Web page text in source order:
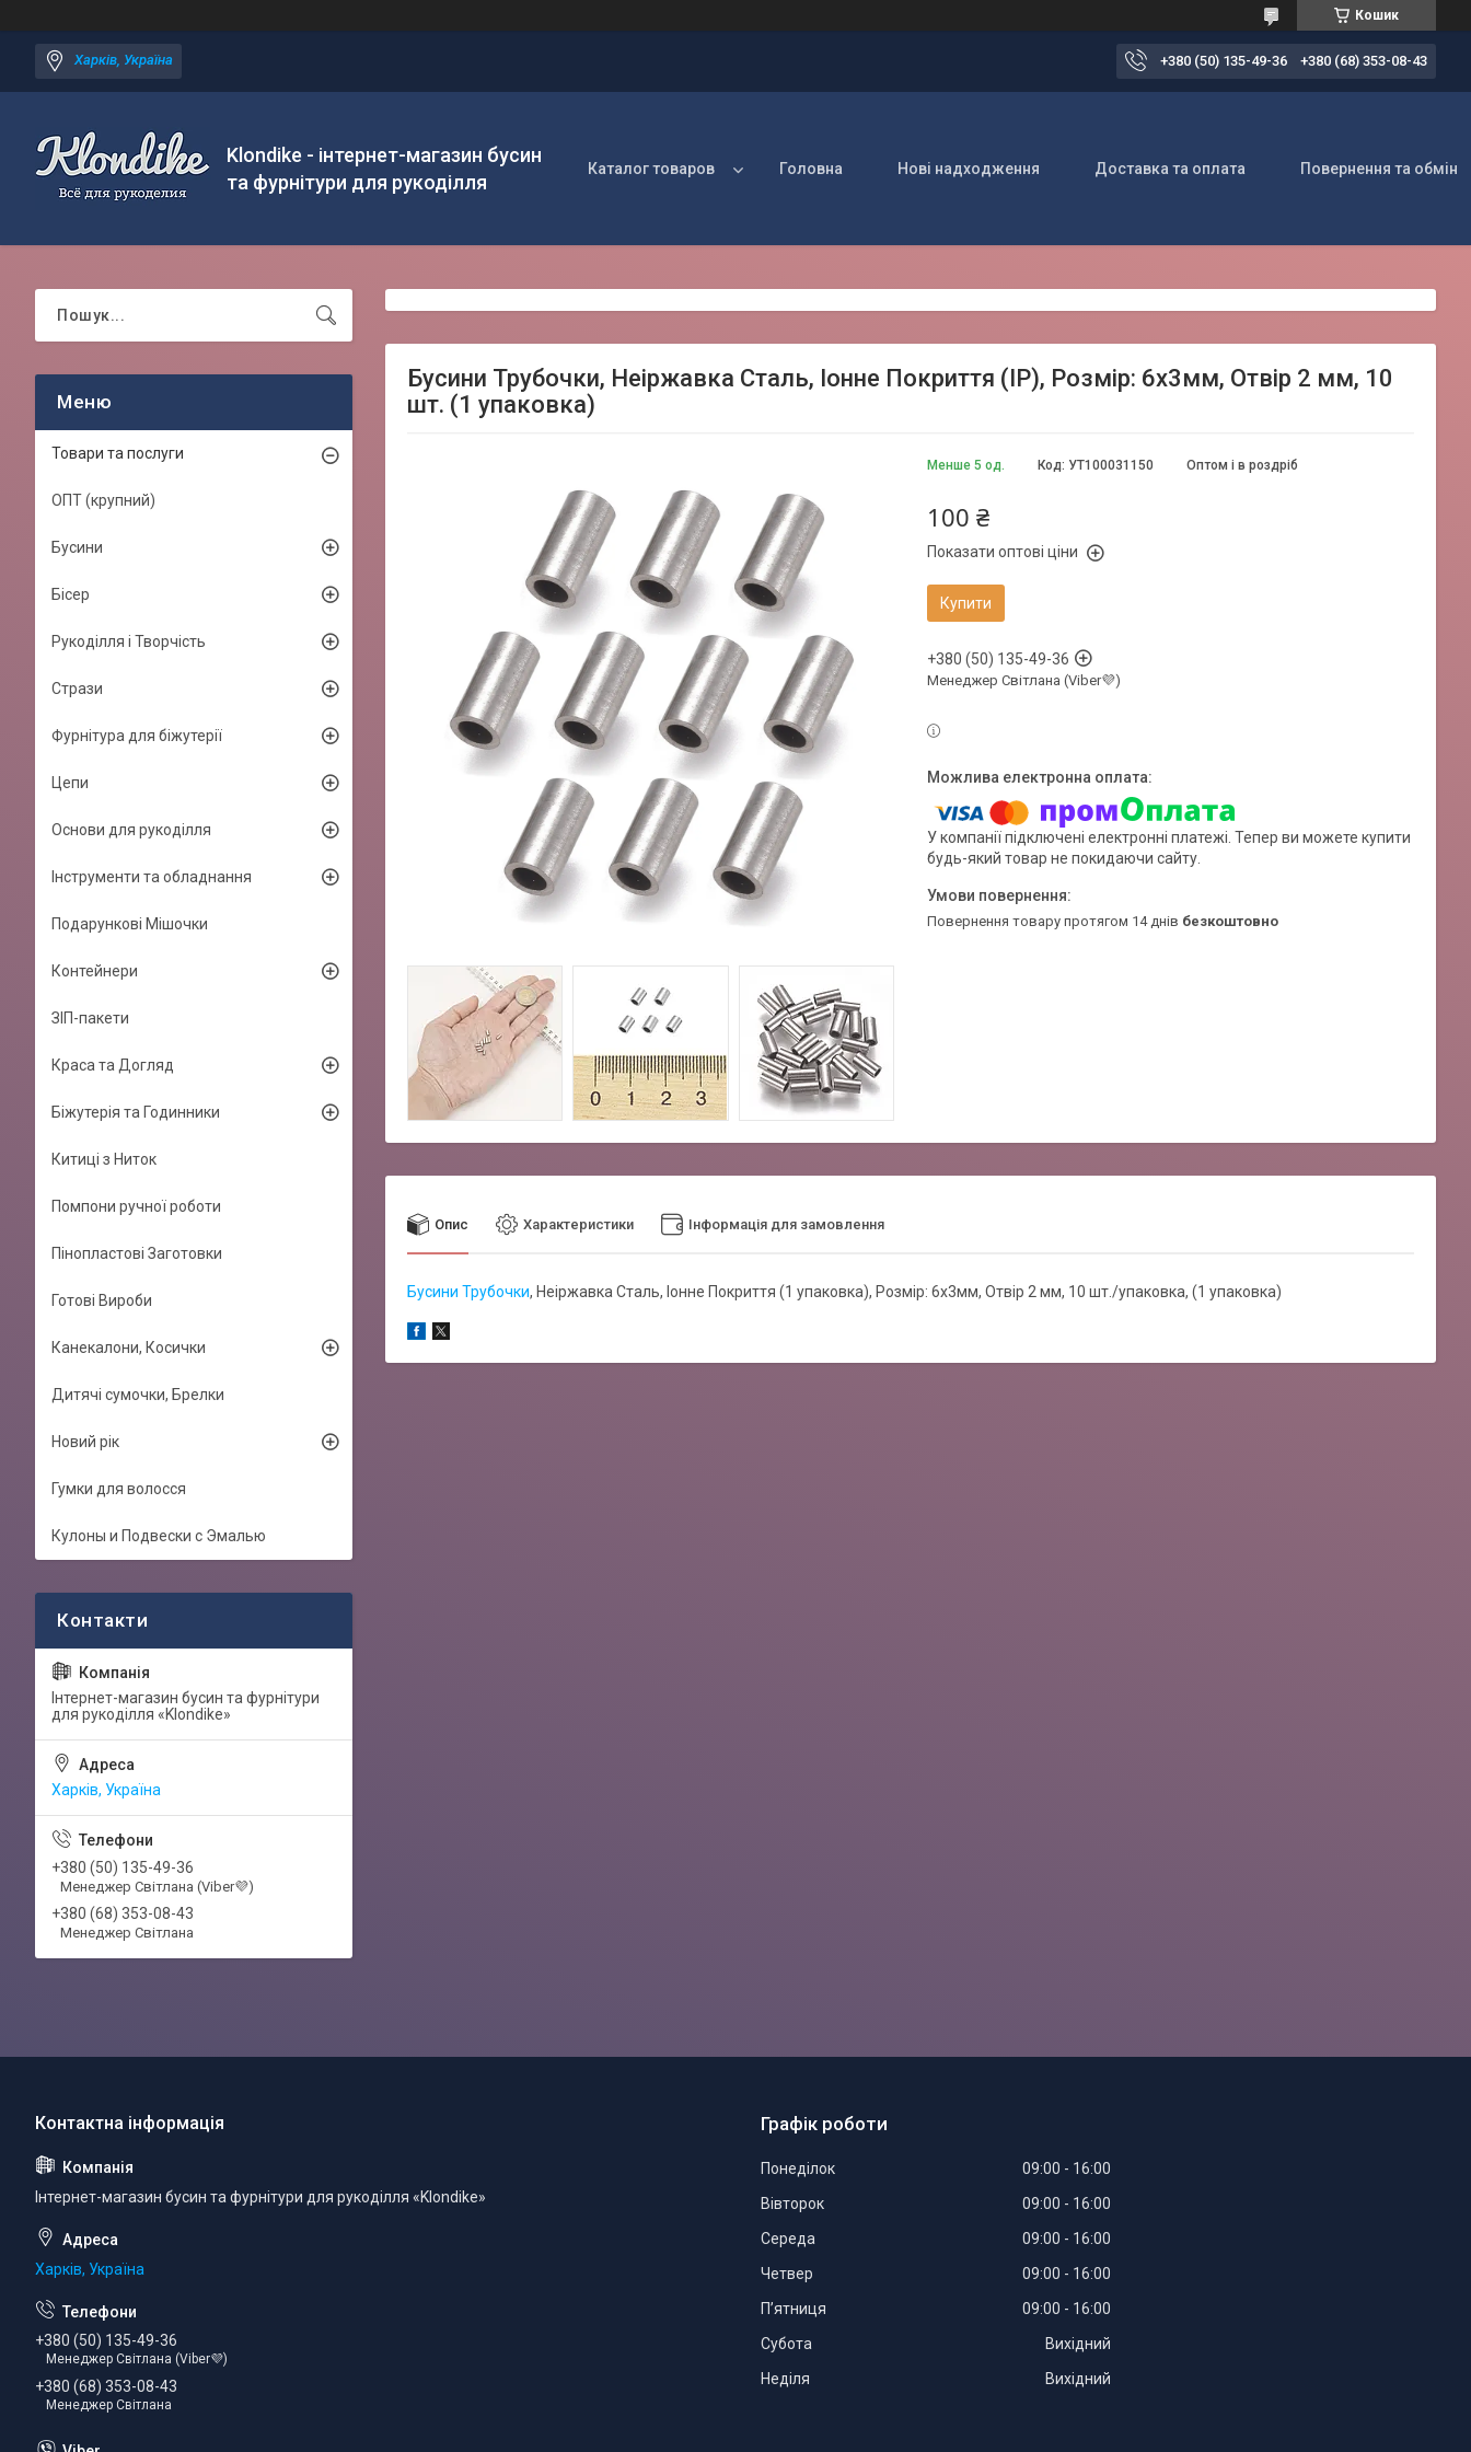
Кошик
Харків, Україна +380 (50) 135-49-36 +380 (68) 353-08-43
Klondike - інтернет-магазин бусин
та фурнітури для рукоділля
Каталог товаров Головна Нові надходження Доставка та оплата Повернення та обмін
Бусини Трубочки, Неіржавка Сталь, Іонне Покриття (IP), Розмір: 6х3мм, Отвір 2 мм, 10
шт. (1 упаковка)
Менше 5 од. Оптом і в роздріб
Код: УТ100031150
100 ₴
Показати оптові ціни
Купити
+380 (50) 135-49-36
Менеджер Світлана (Viber💜)
У компанії підключені електронні платежі. Тепер ви можете купити
будь-який товар не покидаючи сайту.
повернення товару протягом 14 днів безкоштовно
Опис Характеристики Інформація для замовлення
Бусини Трубочки, Неіржавка Сталь, Іонне Покриття (1 упаковка), Розмір: 6х3мм, Отвір 2 мм, 10 шт./упаковка, (1 упаковка)
Товари та послуги
ОПТ (крупний)
Бусини
Бісер
Рукоділля і Творчість
Стрази
Фурнітура для біжутерії
Цепи
Основи для рукоділля
Інструменти та обладнання
Подарункові Мішочки
Контейнери
ЗІП-пакети
Краса та Догляд
Біжутерія та Годинники
Китиці з Ниток
Помпони ручної роботи
Пінопластові Заготовки
Готові Вироби
Канекалони, Косички
Дитячі сумочки, Брелки
Новий рік
Гумки для волосся
Кулоны и Подвески с Эмалью
Інтернет-магазин бусин та фурнітури
для рукоділля «Klondike»
Харків, Україна
+380 (50) 135-49-36
Менеджер Світлана (Viber💜)
+380 (68) 353-08-43
Менеджер Світлана
Інтернет-магазин бусин та фурнітури для рукоділля «Klondike»
Харків, Україна
+380 (50) 135-49-36
Менеджер Світлана (Viber💜)
+380 (68) 353-08-43
Менеджер Світлана
Графік роботи
Понеділок 09:00
16:00
Вівторок
09:00
16:00
Середа
09:00
16:00
Четвер
09:00
16:00
Пʼятниця
09:00
16:00
Субота
Вихідний
Неділя
Вихідний